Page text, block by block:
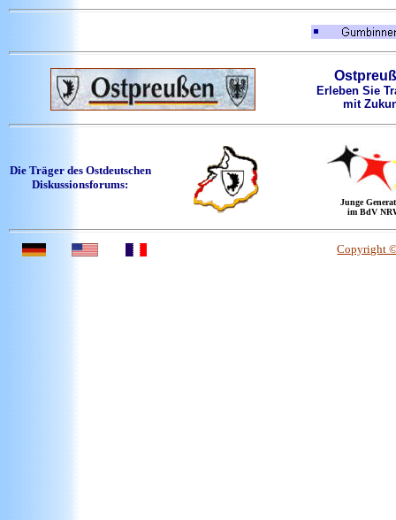
Erleben Sie
mit
Die Träger des Ostdeutschen
Diskussionsforums:
Junge
im BdV
Copyright